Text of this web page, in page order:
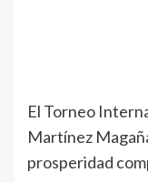
El Torneo
Martínez
prosperidad